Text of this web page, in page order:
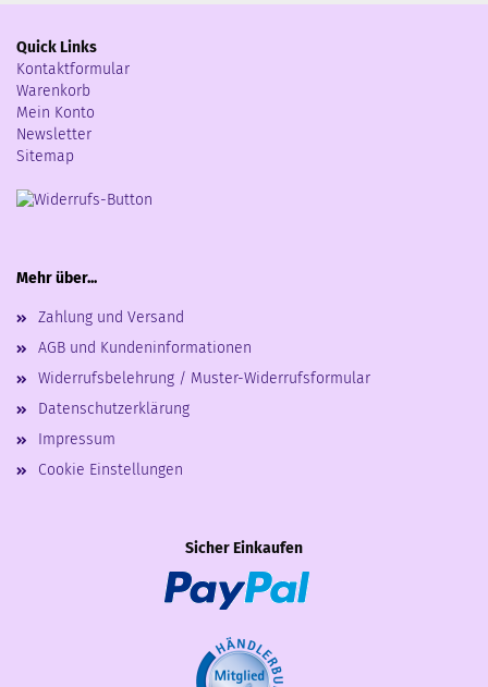
Quick Links
Kontaktformular
Warenkorb
Mein Konto
Newsletter
Sitemap
Mehr über...
Zahlung und Versand
AGB und Kundeninformationen
Widerrufsbelehrung / Muster-Widerrufsformular
Datenschutzerklärung
Impressum
Cookie Einstellungen
Sicher Einkaufen